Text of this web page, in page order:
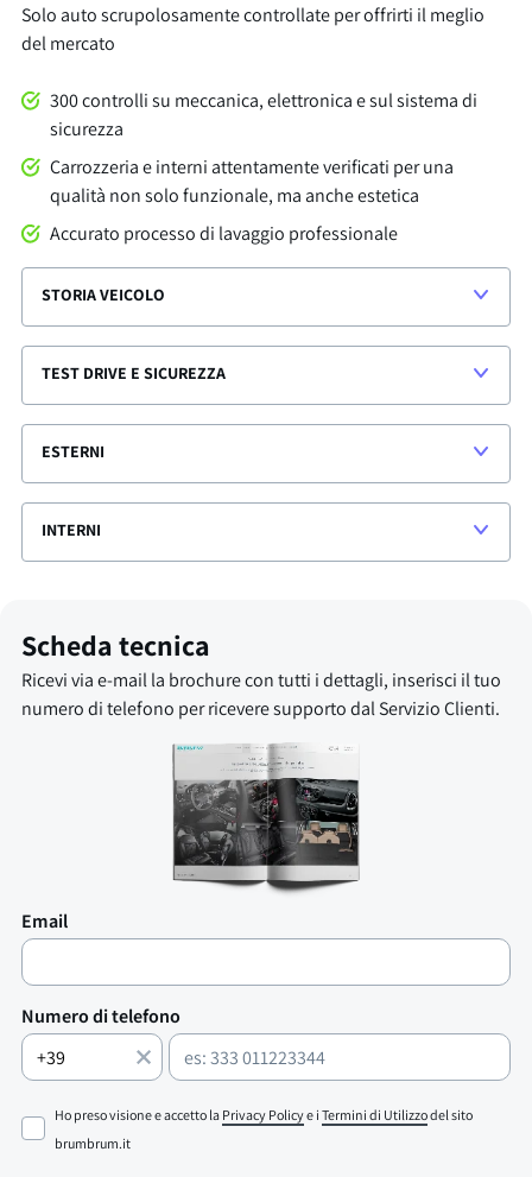
Solo auto scrupolosamente controllate per offrirti il meglio
del mercato
300 controlli su meccanica, elettronica e sul sistema di
sicurezza
Carrozzeria e interni attentamente verificati per una
qualità non solo funzionale, ma anche estetica
Accurato processo di lavaggio professionale
STORIA VEICOLO
TEST DRIVE E SICUREZZA
ESTERNI
INTERNI
Scheda tecnica
Ricevi via e-mail la brochure con tutti i dettagli, inserisci il tuo
numero di telefono per ricevere supporto dal Servizio Clienti.
Email
Numero di telefono
Ho preso visione e accetto la Privacy Policye i Termini di Utilizzodel sito
brumbrum.it